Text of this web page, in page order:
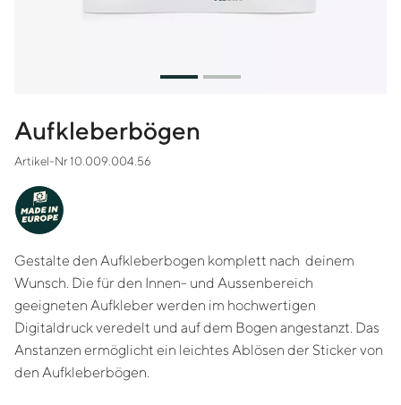
Aufkleberbögen
Artikel-Nr 10.009.004.56
MADE IN
EUROPE
Gestalte den Aufkleberbogen komplett nach deinem
Wunsch. Die für den Innen- und Aussenbereich
geeigneten Aufkleber werden im hochwertigen
Digitaldruck veredelt und auf dem Bogen angestanzt. Das
Anstanzen ermöglicht ein leichtes Ablösen der Sticker von
den Aufkleberbögen.